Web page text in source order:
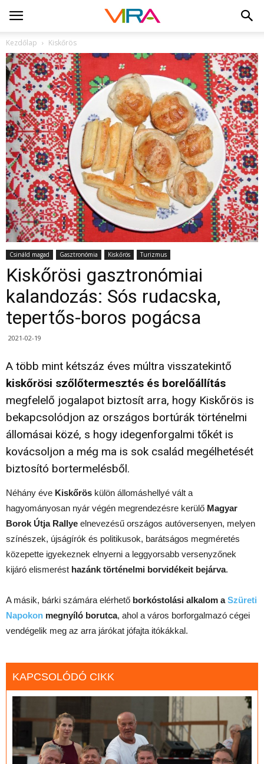
Kezdőlap Kiskőrös
Csináld magad Gasztronómia Kiskőrös Turizmus
Kiskőrösi gasztronómiai
kalandozás: Sós rudacska,
tepertős-boros pogácsa
2021-02-19
A több mint kétszáz éves múltra visszatekintő
kiskőrösi szőlőtermesztés és borelőállítás
megfelelő jogalapot biztosít arra, hogy Kiskőrös is
bekapcsolódjon az országos bortúrák történelmi
állomásai közé, s hogy idegenforgalmi tőkét is
kovácsoljon a még ma is sok család megélhetését
biztosító bortermelésből.
Néhány éve Kiskőrös külön állomáshellyé vált a
hagyományosan nyár végén megrendezésre kerülő Magyar
Borok Útja Rallye elnevezésű országos autóversenyen, melyen
színészek, újságírók és politikusok, barátságos megméretés
közepette igyekeznek elnyerni a leggyorsabb versenyzőnek
kijáró elismerést hazánk történelmi borvidékeit bejárva.
A másik, bárki számára elérhető borkóstolási alkalom aSzüreti
Napokon megnyíló borutca, ahol a város borforgalmazó cégei
vendégelik meg az arra járókat jófajta itókákkal.
KAPCSOLÓDÓ CIKK